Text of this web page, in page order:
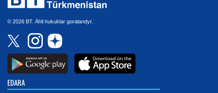
© 2026 BT. Ähli hukuklar goralandyr.
EDARA